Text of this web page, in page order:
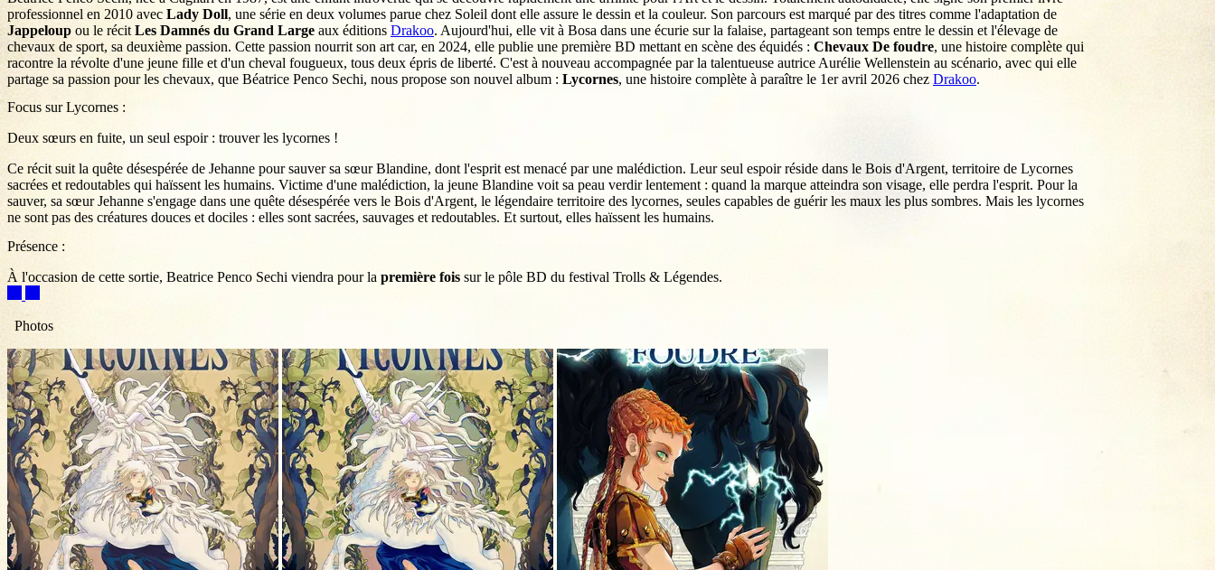
professionnel en 2010 avec Lady Doll, une série en deux volumes parue chez Soleil dont elle assure le dessin et la couleur. Son parcours est marqué par des titres comme l'adaptation de
Jappeloup ou le récit Les Damnés du Grand Large aux éditions Drakoo. Aujourd'hui, elle vit à Bosa dans une écurie sur la falaise, partageant son temps entre le dessin et l'élevage de
chevaux de sport, sa deuxième passion. Cette passion nourrit son art car, en 2024, elle publie une première BD mettant en scène des équidés : Chevaux De foudre, une histoire complète qui
racontre la révolte d'une jeune fille et d'un cheval fougueux, tous deux épris de liberté. C'est à nouveau accompagnée par la talentueuse autrice Aurélie Wellenstein au scénario, avec qui elle
partage sa passion pour les chevaux, que Béatrice Penco Sechi, nous propose son nouvel album : Lycornes, une histoire complète à paraître le 1er avril 2026 chez Drakoo.
Focus sur Lycornes :
Deux sœurs en fuite, un seul espoir : trouver les lycornes !
Ce récit suit la quête désespérée de Jehanne pour sauver sa sœur Blandine, dont l'esprit est menacé par une malédiction. Leur seul espoir réside dans le Bois d'Argent, territoire de Lycornes
sacrées et redoutables qui haïssent les humains. Victime d'une malédiction, la jeune Blandine voit sa peau verdir lentement : quand la marque atteindra son visage, elle perdra l'esprit. Pour la
sauver, sa sœur Jehanne s'engage dans une quête désespérée vers le Bois d'Argent, le légendaire territoire des lycornes, seules capables de guérir les maux les plus sombres. Mais les lycornes
ne sont pas des créatures douces et dociles : elles sont sacrées, sauvages et redoutables. Et surtout, elles haïssent les humains.
Présence :
À l'occasion de cette sortie, Beatrice Penco Sechi viendra pour la première fois sur le pôle BD du festival Trolls & Légendes.
Photos